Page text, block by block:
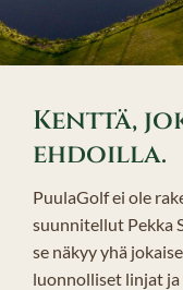
Kenttä,
ehdoilla.
PuulaGolf ei ole
suunnitellut Pekka
se näkyy yhä
luonnolliset linjat